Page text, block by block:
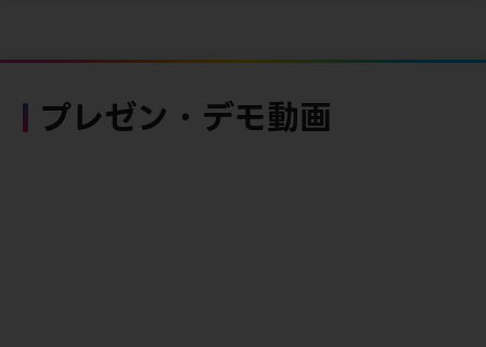
プレゼン・デモ動画